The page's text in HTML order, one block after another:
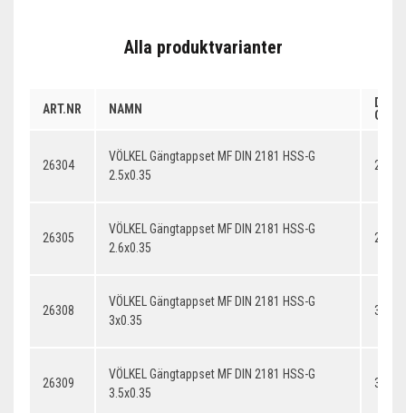
Alla produktvarianter
ART.NR NAMN
26304
VÖLKEL Gängtappset MF DIN 2181 HSS-G
2.5x0.35
26305
VÖLKEL Gängtappset MF DIN 2181 HSS-G
2.6x0.35
26308
VÖLKEL Gängtappset MF DIN 2181 HSS-G
3x0.35
26309
VÖLKEL Gängtappset MF DIN 2181 HSS-G
3.5x0.35